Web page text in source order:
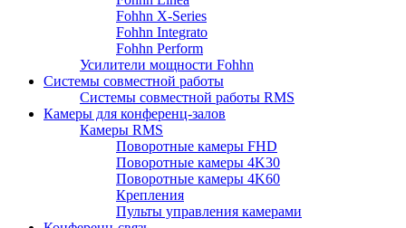
Fohhn X-Series
Fohhn Integrato
Fohhn Perform
Усилители мощности Fohhn
Системы совместной работы
Системы совместной работы RMS
Камеры для конференц-залов
Камеры RMS
Поворотные камеры FHD
Поворотные камеры 4K30
Поворотные камеры 4K60
Крепления
Пульты управления камерами